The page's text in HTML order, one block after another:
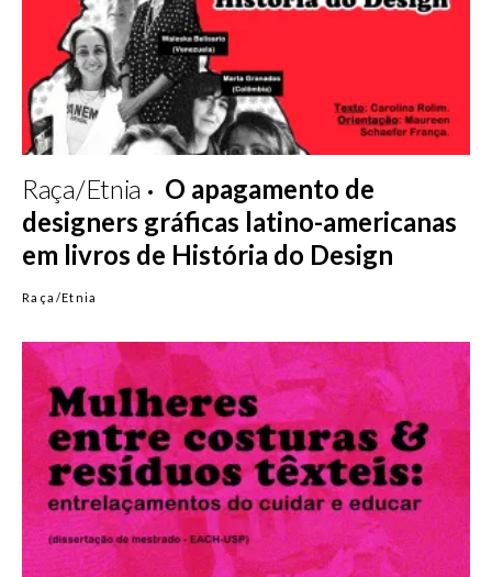
Raça/Etnia
O apagamento de
designers gráficas latino-americanas
em livros de História do Design
Raça/Etnia